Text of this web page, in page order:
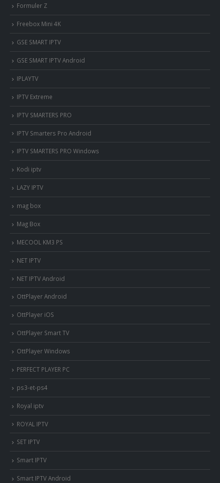
Formuler Z
Freebox Mini 4K
‎GSE SMART IPTV
GSE SMART IPTV Android
IPLAYTV
IPTV Extreme
IPTV SMARTERS PRO
IPTV Smarters Pro Android
IPTV SMARTERS PRO Windows
Kodi iptv
LAZY IPTV
mag box
Mag Box
MECOOL KM3 PS
NET IPTV
NET IPTV Android
OttPlayer Android
OttPlayer iOS
OttPlayer Smart TV
OttPlayer Windows
PERFECT PLAYER PC
ps3-et-ps4
Royal iptv
ROYAL IPTV
SET IPTV
Smart IPTV
Smart IPTV Android